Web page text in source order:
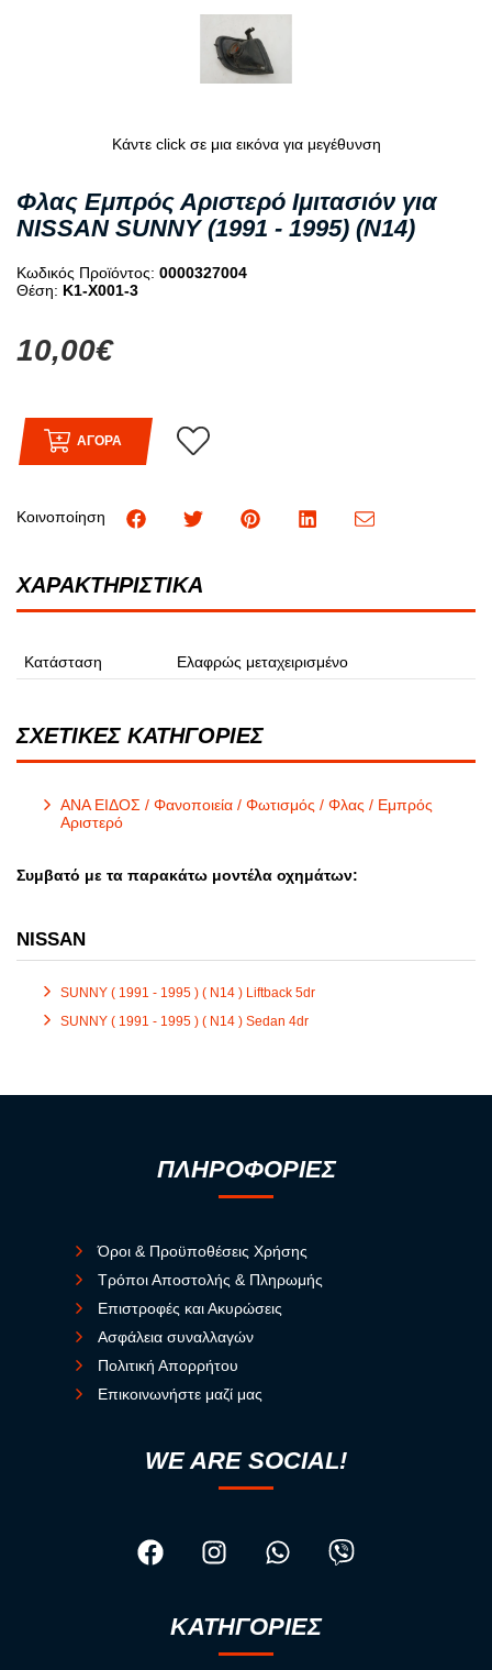
Κάντε click σε μια εικόνα για μεγέθυνση
Φλας Εμπρός Αριστερό Ιμιτασιόν για
NISSAN SUNNY (1991 - 1995) (N14)
Κωδικός Προϊόντος: 0000327004
Θέση: K1-X001-3
10,00€
ΑΓΟΡΑ
Κοινοποίηση
ΧΑΡΑΚΤΗΡΙΣΤΙΚΑ
Κατάσταση Ελαφρώς μεταχειρισμένο
ΣΧΕΤΙΚΕΣ ΚΑΤΗΓΟΡΙΕΣ
ΑΝΑ ΕΙΔΟΣ / Φανοποιεία / Φωτισμός / Φλας / Εμπρός
Αριστερό
Συμβατό με τα παρακάτω μοντέλα οχημάτων:
NISSAN
SUNNY ( 1991 - 1995 ) ( N14 ) Liftback 5dr
SUNNY ( 1991 - 1995 ) ( N14 ) Sedan 4dr
ΠΛΗΡΟΦΟΡΙΕΣ
Όροι & Προϋποθέσεις Χρήσης
Τρόποι Αποστολής & Πληρωμής
Επιστροφές και Ακυρώσεις
Ασφάλεια συναλλαγών
Πολιτική Απορρήτου
Επικοινωνήστε μαζί μας
WE ARE SOCIAL!
ΚΑΤΗΓΟΡΙΕΣ